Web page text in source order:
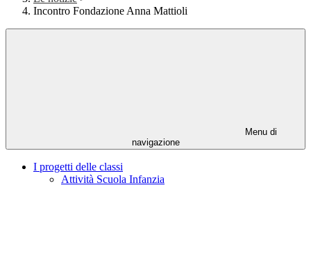
Incontro Fondazione Anna Mattioli
Menu di
navigazione
I progetti delle classi
Attività Scuola Infanzia